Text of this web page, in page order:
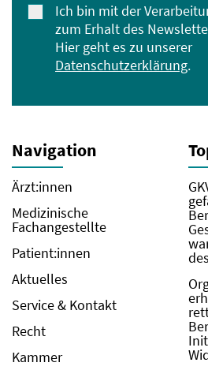
Ich bin mit der
zum Erhalt des
Hier geht es zu unserer
Datenschutzerklärung.
Navigation
Ärzt:innen
Medizinische
Fachangestellte
Patient:innen
Aktuelles
Service & Kontakt
Recht
Kammer